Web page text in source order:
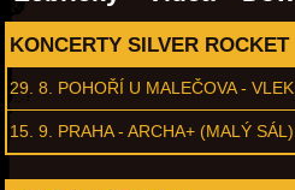
KONCERTY SILVER ROCKET
29. 8. POHOŘÍ U MALEČOVA - VLEK
15. 9. PRAHA - ARCHA+ (MALÝ SÁL)